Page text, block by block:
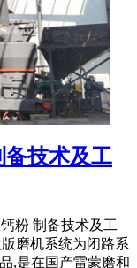
备技术及工
粉 制备技术及工
磨机系统为闭路系
,是在国产雷蒙磨和